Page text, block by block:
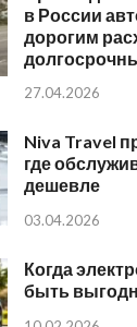
в России
дорогим
27.04.2026
Niva Travel
где
дешевле
03.04.2026
Когда
быть